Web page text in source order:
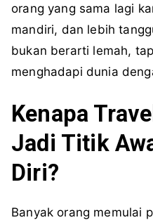
orang yang sama lagi
mandiri, dan lebih
bukan berarti lemah,
menghadapi dunia
Kenapa
Jadi Titik
Diri?
Banyak orang memulai